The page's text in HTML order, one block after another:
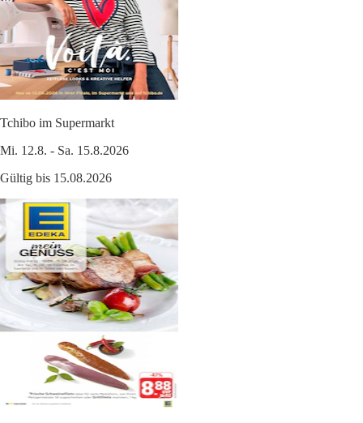
Tchibo im Supermarkt
Mi. 12.8. - Sa. 15.8.2026
Gültig bis 15.08.2026